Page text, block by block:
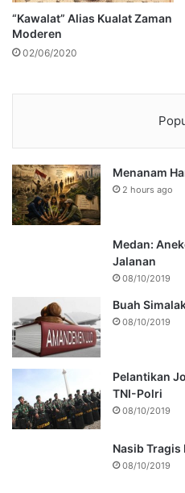
“Kawalat” Alias Kualat Zaman
Moderen
02/06/2020
Menanam
2 hours ago
Medan:
Jalanan
08/10/2019
Buah
08/10/2019
Pelantikan
TNI-Polri
08/10/2019
Nasib Tragis
08/10/2019